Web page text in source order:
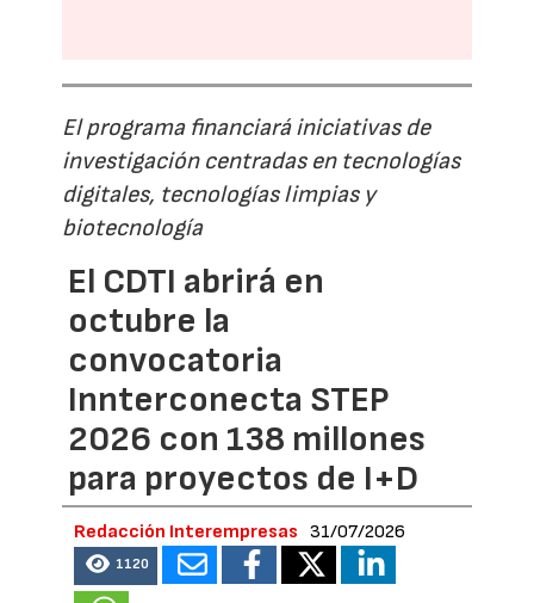
El programa financiará iniciativas de
investigación centradas en tecnologías
digitales, tecnologías limpias y
biotecnología
El CDTI abrirá en
octubre la
convocatoria
Innterconecta STEP
2026 con 138 millones
para proyectos de I+D
Redacción Interempresas 31/07/2026
1120